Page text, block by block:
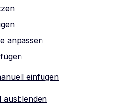
anpassen
einfügen
ausblenden